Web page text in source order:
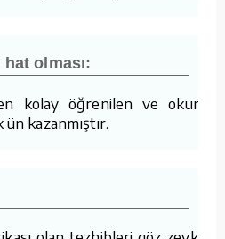
olması:
kolay öğrenilen ve okunan
kazanmıştır.